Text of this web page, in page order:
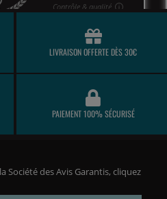
LIVRAISON OFFERTE DÈS 30€
PAIEMENT 100% SÉCURISÉ
Société des Avis Garantis, cliquez